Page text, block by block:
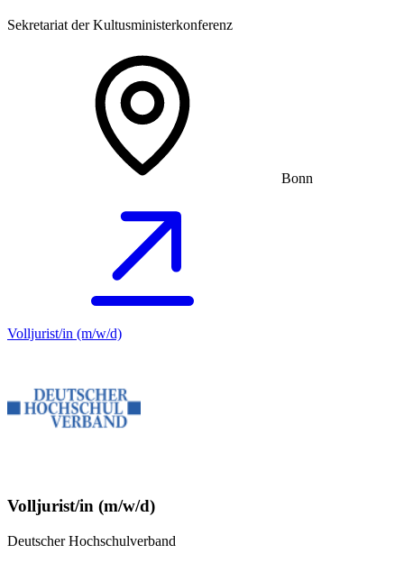
Sekretariat der Kultusministerkonferenz
Bonn
Volljurist/in (m/w/d)
Volljurist/in (m/w/d)
Deutscher Hochschulverband